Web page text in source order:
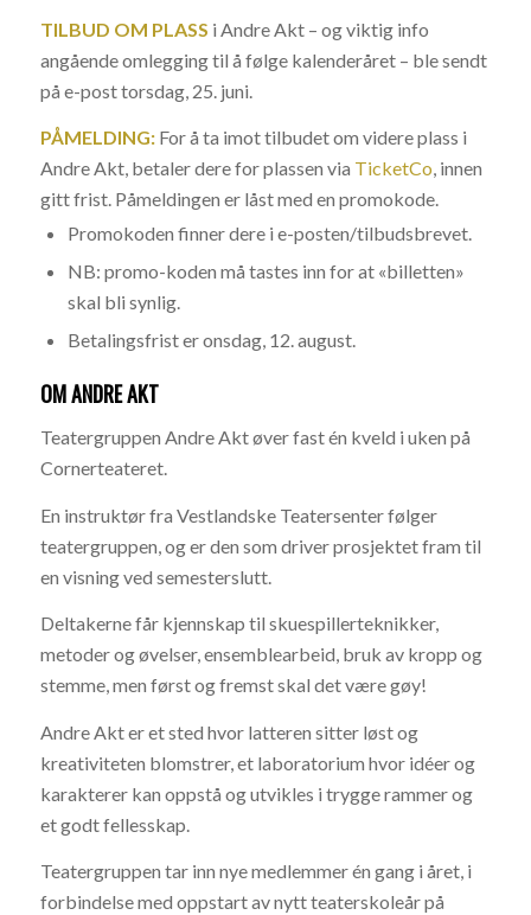
TILBUD OM PLASS i Andre Akt – og viktig info
angående omlegging til å følge kalenderåret – ble sendt
på e-post torsdag, 25. juni.
PÅMELDING: For å ta imot tilbudet om videre plass i
Andre Akt, betaler dere for plassen via TicketCo, innen
gitt frist. Påmeldingen er låst med en promokode.
Promokoden finner dere i e-posten/tilbudsbrevet.
NB: promo-koden må tastes inn for at «billetten»
skal bli synlig.
Betalingsfrist er onsdag, 12. august.
OM ANDRE AKT
Teatergruppen Andre Akt øver fast én kveld i uken på
Cornerteateret.
En instruktør fra Vestlandske Teatersenter følger
teatergruppen, og er den som driver prosjektet fram til
en visning ved semesterslutt.
Deltakerne får kjennskap til skuespillerteknikker,
metoder og øvelser, ensemblearbeid, bruk av kropp og
stemme, men først og fremst skal det være gøy!
Andre Akt er et sted hvor latteren sitter løst og
kreativiteten blomstrer, et laboratorium hvor idéer og
karakterer kan oppstå og utvikles i trygge rammer og
et godt fellesskap.
Teatergruppen tar inn nye medlemmer én gang i året, i
forbindelse med oppstart av nytt teaterskoleår på